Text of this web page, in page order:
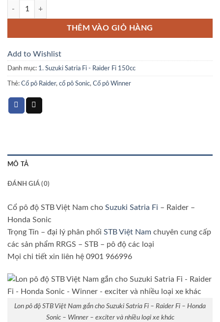
Cổ pô độ STB Việt Nam cho Suzuki Satria Fi - Raider - Honda Sonic số
THÊM VÀO GIỎ HÀNG
Add to Wishlist
Danh mục: 1. Suzuki Satria Fi - Raider Fi 150cc
Thẻ: Cổ pô Raider, cổ pô Sonic, Cổ pô Winner
MÔ TẢ
ĐÁNH GIÁ (0)
Cổ pô độ STB Việt Nam cho Suzuki Satria Fi – Raider –
Honda Sonic
Trọng Tín – đại lý phân phối STB Việt Nam chuyên cung cấp
các sản phẩm RRGS – STB – pô độ các loại
Mọi chi tiết xin liên hệ 0901 966996
Lon pô độ STB Việt Nam gắn cho Suzuki Satria Fi – Raider Fi – Honda
Sonic – Winner – exciter và nhiều loại xe khác